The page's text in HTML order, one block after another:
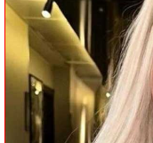
Tecnología
Sostenibilidad
soy chile